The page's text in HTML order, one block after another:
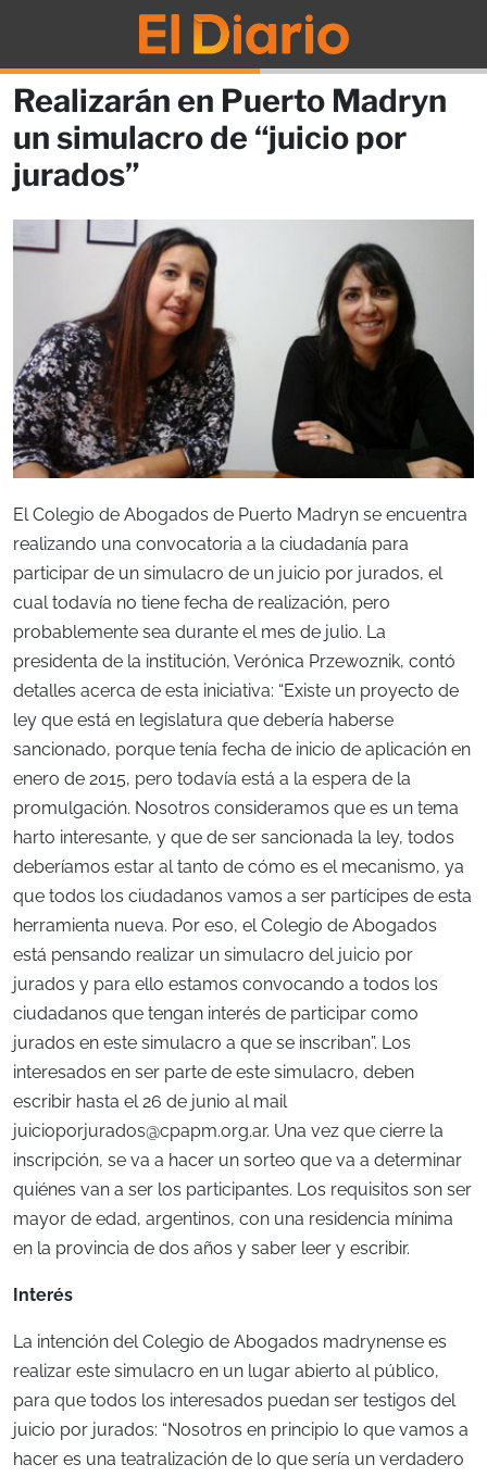
Realizarán en Puerto Madryn
un simulacro de “juicio por
jurados”
El Colegio de Abogados de Puerto Madryn se encuentra
realizando una convocatoria a la ciudadanía para
participar de un simulacro de un juicio por jurados, el
cual todavía no tiene fecha de realización, pero
probablemente sea durante el mes de julio. La
presidenta de la institución, Verónica Przewoznik, contó
detalles acerca de esta iniciativa: “Existe un proyecto de
ley que está en legislatura que debería haberse
sancionado, porque tenía fecha de inicio de aplicación en
enero de 2015, pero todavía está a la espera de la
promulgación. Nosotros consideramos que es un tema
harto interesante, y que de ser sancionada la ley, todos
deberíamos estar al tanto de cómo es el mecanismo, ya
que todos los ciudadanos vamos a ser partícipes de esta
herramienta nueva. Por eso, el Colegio de Abogados
está pensando realizar un simulacro del juicio por
jurados y para ello estamos convocando a todos los
ciudadanos que tengan interés de participar como
jurados en este simulacro a que se inscriban”. Los
interesados en ser parte de este simulacro, deben
escribir hasta el 26 de junio al mail
juicioporjurados@cpapm.org.ar. Una vez que cierre la
inscripción, se va a hacer un sorteo que va a determinar
quiénes van a ser los participantes. Los requisitos son ser
mayor de edad, argentinos, con una residencia mínima
en la provincia de dos años y saber leer y escribir.
Interés
La intención del Colegio de Abogados madrynense es
realizar este simulacro en un lugar abierto al público,
para que todos los interesados puedan ser testigos del
juicio por jurados: “Nosotros en principio lo que vamos a
hacer es una teatralización de lo que sería un verdadero